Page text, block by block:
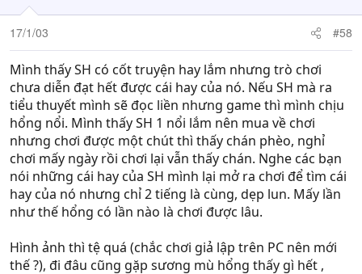
17/1/03 #58
Mình thấy SH có cốt truyện hay lắm nhưng trò chơi
chưa diễn đạt hết được cái hay của nó. Nếu SH mà ra
tiểu thuyết mình sẽ đọc liền nhưng game thì mình chịu
hổng nổi. Mình thấy SH 1 nổi lắm nên mua về chơi
nhưng chơi được một chút thì thấy chán phèo, nghỉ
chơi mấy ngày rồi chơi lại vẫn thấy chán. Nghe các bạn
nói những cái hay của SH mình lại mở ra chơi để tìm cái
hay của nó nhưng chỉ 2 tiếng là cùng, dẹp lun. Mấy lần
như thế hổng có lần nào là chơi được lâu.
Hình ảnh thì tệ quá (chắc chơi giả lập trên PC nên mới
thế ?), đi đâu cũng gặp sương mù hổng thấy gì hết ,